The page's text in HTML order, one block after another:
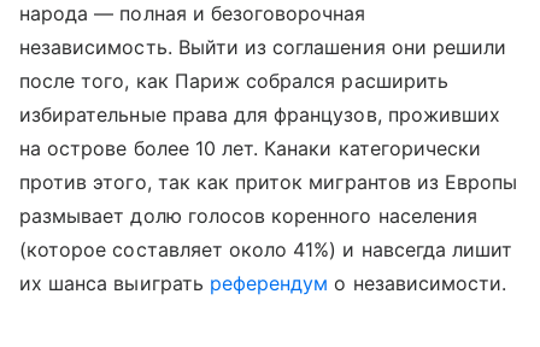
народа — полная и безоговорочная
независимость. Выйти из соглашения они решили
после того, как Париж собрался расширить
избирательные права для французов, проживших
на острове более 10 лет. Канаки категорически
против этого, так как приток мигрантов из Европы
размывает долю голосов коренного населения
(которое составляет около 41%) и навсегда лишит
их шанса выиграть референдум о независимости.